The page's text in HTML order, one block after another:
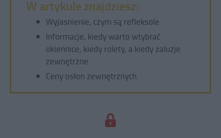
W artykule znajdziesz:
Wyjasnienie, czym są refleksole.
Informacje, kiedy warto wtybrać
okiennice, kiedy rolety, a kiedy żaluzje
zewnętrzne.
Ceny osłon zewnętrznych.